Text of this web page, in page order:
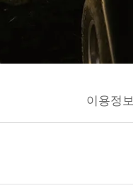
이용정보